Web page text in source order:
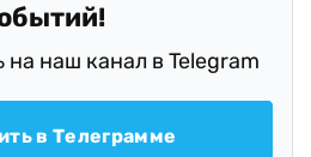
наш канал в Telegram
в Телеграмме